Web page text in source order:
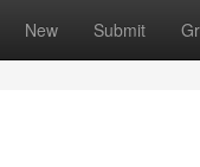
New Submit